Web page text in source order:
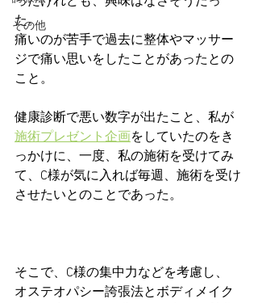
その他
た。
痛いのが苦手で過去に整体やマッサー
ジで痛い思いをしたことがあったとの
こと。
健康診断で悪い数字が出たこと、私が
施術プレゼント企画をしていたのをき
っかけに、一度、私の施術を受けてみ
て、C様が気に入れば毎週、施術を受け
させたいとのことであった。
そこで、C様の集中力などを考慮し、
オステオパシー誇張法とボディメイク